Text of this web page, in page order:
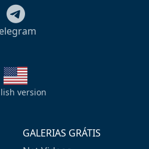
version
GALERIAS GRÁTIS